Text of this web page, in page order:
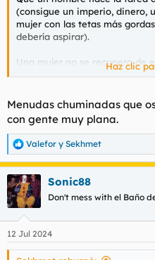
(consigue un imperio, dinero,
mujer con las tetas más
debería aspirar).
Una mujer no se recupera de
con razón. Y cuando la
Haz clic
Menudas chuminadas que
con gente muy plana.
R
e
a
c
c
i
e
s
Valefor y Sekhmet
Sonic88
Don't mess with el Baño
12 Jul 2024